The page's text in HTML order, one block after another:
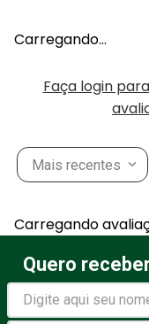
Carregando…
Faça login
Mais recentes
Carregando
Quero